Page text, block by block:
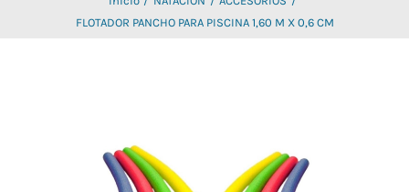
FLOTADOR PANCHO PARA PISCINA 1,60 M X 0,6 CM